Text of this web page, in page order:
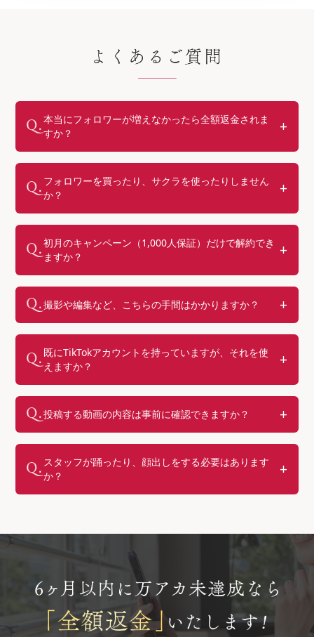
本当にフォロワーが増えなかったら全額返金されま
すか？
フォロワーを買ったり、サクラを使ったりしません
か？
初月のキャンペーン（1,000人保証）だけで解約でき
ますか？
撮影や編集など、こちらの手間はかかりますか？
既にTikTokアカウントを持っていますが、それを使
えますか？
投稿する動画の内容は事前に確認できますか？
スタッフが踊ったり、顔出しをする必要はあります
か？